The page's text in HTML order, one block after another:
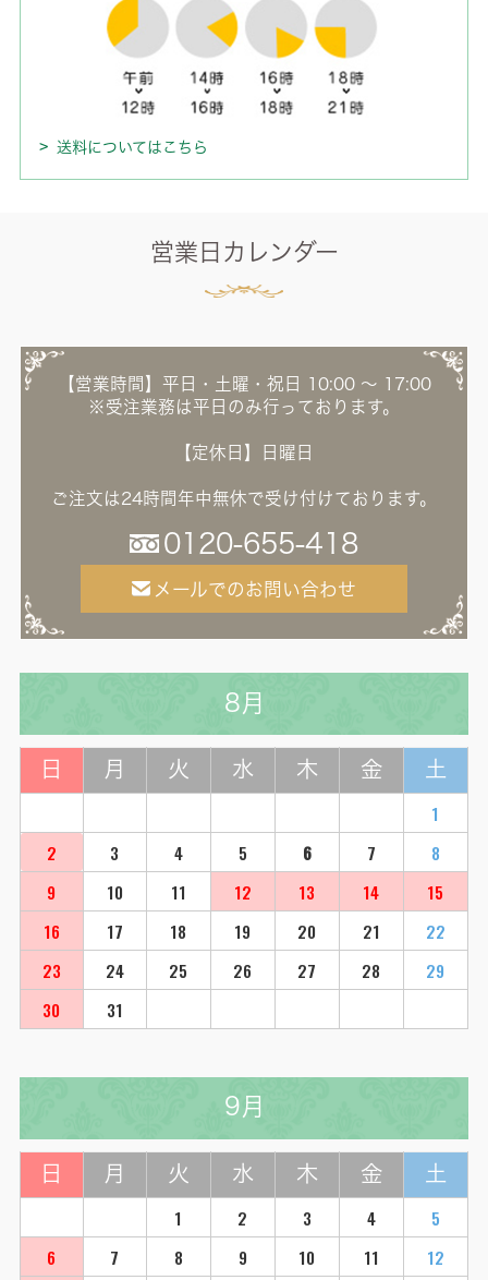
送料についてはこちら
営業日カレンダー
【営業時間】平日・土曜・祝日 10:00 ～ 17:00
※受注業務は平日のみ行っております。
【定休日】日曜日
ご注文は24時間年中無休で受け付けております。
0120-655-418
メールでのお問い合わせ
8月
日 月 火 水 木 金 土
1
2
3 4 5 6 7
8
9
10 11 12 13 14
15
16
17 18 19 20 21
22
23
24 25 26 27 28
29
30
31
9月
日 月 火 水 木 金 土
1 2 3 4
5
6
7 8 9 10 11
12